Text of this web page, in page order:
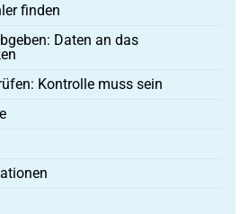
finden
Daten an das
Kontrolle muss sein